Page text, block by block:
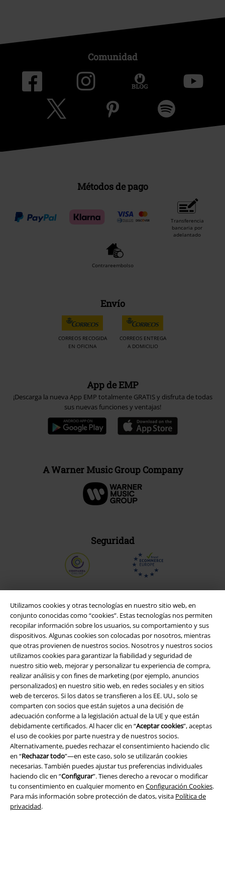
Utilizamos cookies y otras tecnologías en nuestro sitio web, en
conjunto conocidas como “cookies”. Estas tecnologías nos permiten
recopilar información sobre los usuarios, su comportamiento y sus
dispositivos. Algunas cookies son colocadas por nosotros, mientras
que otras provienen de nuestros socios. Nosotros y nuestros socios
utilizamos cookies para garantizar la fiabilidad y seguridad de
nuestro sitio web, mejorar y personalizar tu experiencia de compra,
realizar análisis y con fines de marketing (por ejemplo, anuncios
personalizados) en nuestro sitio web, en redes sociales y en sitios
web de terceros. Si los datos se transfieren a los EE. UU., solo se
comparten con socios que están sujetos a una decisión de
adecuación conforme a la legislación actual de la UE y que están
debidamente certificados. Al hacer clic en “Aceptar cookies”, aceptas
el uso de cookies por parte nuestra y de nuestros socios.
Alternativamente, puedes rechazar el consentimiento haciendo clic
en “Rechazar todo”—en este caso, solo se utilizarán cookies
necesarias. También puedes ajustar tus preferencias individuales
haciendo clic en “Configurar”. Tienes derecho a revocar o modificar
tu consentimiento en cualquier momento en Configuración Cookies.
Para más información sobre protección de datos, visita Política de
privacidad.
Comunidad
Métodos de pago
Transferencia
bancaria por
adelantado
Contrareembolso
Envío
CORREOS RECOGIDA
EN OFICINA
CORREOS ENTREGA
A DOMICILIO
App de EMP
¡Descarga la nueva App EMP totalmente GRATIS y disfruta de todas
sus nuevas funciones y ventajas!
A Warner Music Group Company
Seguridad
Legal
Términos y Condiciones
Aviso Legal
Ley protección de datos
Eliminación de residuos y protección del medioambiente
Declaración de Conformidad